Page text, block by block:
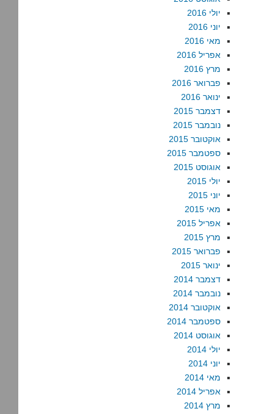
יולי 2016
יוני 2016
מאי 2016
אפריל 2016
מרץ 2016
פברואר 2016
ינואר 2016
דצמבר 2015
נובמבר 2015
אוקטובר 2015
ספטמבר 2015
אוגוסט 2015
יולי 2015
יוני 2015
מאי 2015
אפריל 2015
מרץ 2015
פברואר 2015
ינואר 2015
דצמבר 2014
נובמבר 2014
אוקטובר 2014
ספטמבר 2014
אוגוסט 2014
יולי 2014
יוני 2014
מאי 2014
אפריל 2014
מרץ 2014